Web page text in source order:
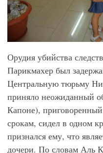
Орудия убийства
Парикмахер был
Центральную тюрьму
приняло неожиданный
Капоне),
срокам, сидел в одном
признался ему, что
дочери. По словам Аль